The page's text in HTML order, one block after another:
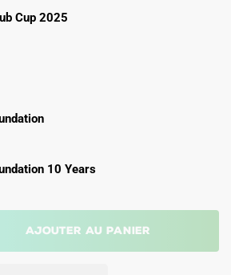
Cup 2025
10 Years
Ajouter au panier